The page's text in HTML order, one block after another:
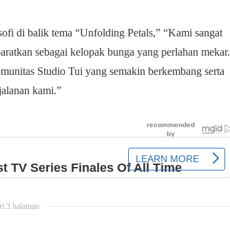
di balik tema “Unfolding Petals,” “Kami sangat
sebagai kelopak bunga yang perlahan mekar.
Studio Tui yang semakin berkembang serta
kami.”
3 halaman